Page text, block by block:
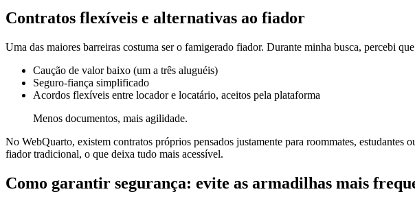
Contratos flexíveis e alternativas ao fiador
Uma das maiores barreiras costuma ser o famigerado fiador. Durante minha busca, percebi
Caução de valor baixo (um a três aluguéis)
Seguro-fiança simplificado
Acordos flexíveis entre locador e locatário, aceitos pela plataforma
Menos documentos, mais agilidade.
No WebQuarto, existem contratos próprios pensados justamente para roommates,
fiador tradicional, o que deixa tudo mais acessível.
Como garantir segurança: evite as armadilhas mais